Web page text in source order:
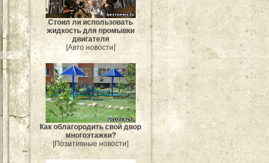
Стоил ли использовать
жидкость для промывки
двигателя
[Авто новости]
Как облагородить свой двор
многоэтажки?
[Позитивные новости]